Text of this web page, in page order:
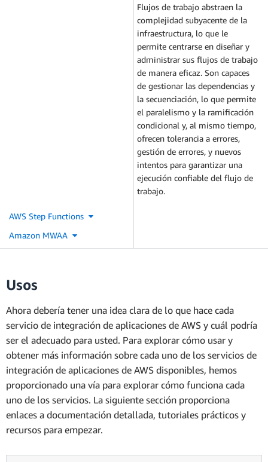
Flujos de trabajo abstraen la
complejidad subyacente de la
infraestructura, lo que le
permite centrarse en diseñar y
administrar sus flujos de trabajo
de manera eficaz. Son capaces
de gestionar las dependencias y
la secuenciación, lo que permite
el paralelismo y la ramificación
condicional y, al mismo tiempo,
ofrecen tolerancia a errores,
gestión de errores, y nuevos
intentos para garantizar una
ejecución confiable del flujo de
trabajo.
AWS Step Functions
Amazon MWAA
Usos
Ahora debería tener una idea clara de lo que hace cada
servicio de integración de aplicaciones de AWS y cuál podría
ser el adecuado para usted. Para explorar cómo usar y
obtener más información sobre cada uno de los servicios de
integración de aplicaciones de AWS disponibles, hemos
proporcionado una vía para explorar cómo funciona cada
uno de los servicios. La siguiente sección proporciona
enlaces a documentación detallada, tutoriales prácticos y
recursos para empezar.